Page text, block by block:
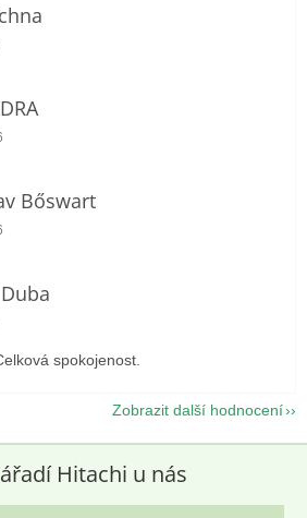
obchodu je 5 z 5 hvězdiček.
obchodu je 5 z 5 hvězdiček.
Bőswart
obchodu je 5 z 5 hvězdiček.
obchodu je 5 z 5 hvězdiček.
spokojenost.
Zobrazit další hodnocení
Hitachi u nás